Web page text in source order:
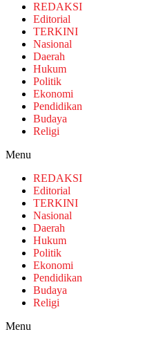
REDAKSI
Editorial
TERKINI
Nasional
Daerah
Hukum
Politik
Ekonomi
Pendidikan
Budaya
Religi
Menu
REDAKSI
Editorial
TERKINI
Nasional
Daerah
Hukum
Politik
Ekonomi
Pendidikan
Budaya
Religi
Menu